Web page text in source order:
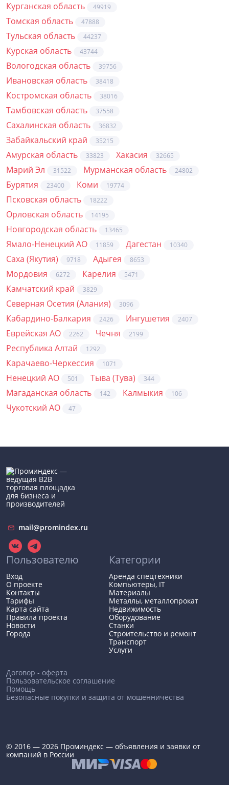
Курганская область 49919
Томская область 47888
Тульская область 44237
Курская область 43744
Вологодская область 39756
Ивановская область 38418
Костромская область 38016
Тамбовская область 37558
Сахалинская область 36832
Забайкальский край 35215
Амурская область 33823 Хакасия 32665
Марий Эл 31522 Мурманская область 24802
Бурятия 23400 Коми 19774
Псковская область 18222
Орловская область 14195
Новгородская область 13465
Ямало-Ненецкий АО 11859 Дагестан 10340
Саха (Якутия) 9718 Адыгея 8653
Мордовия 6272 Карелия 5471
Камчатский край 3829
Северная Осетия (Алания) 3096
Кабардино-Балкария 2426 Ингушетия 2407
Еврейская АО 2262 Чечня 2199
Республика Алтай 1292
Карачаево-Черкессия 1071
Ненецкий АО 501 Тыва (Тува) 344
Магаданская область 142 Калмыкия 106
Чукотский АО 47
mail@promindex.ru
Пользователю
Вход
О проекте
Контакты
Тарифы
Карта сайта
Правила проекта
Новости
Города
Категории
Аренда спецтехники
Компьютеры, IT
Материалы
Металлы, металлопрокат
Недвижимость
Оборудование
Станки
Строительство и ремонт
Транспорт
Услуги
Договор - оферта
Пользовательское соглашение
Помощь
Безопасные покупки и защита от мошенничества
© 2016 — 2026 Проминдекс — объявления и заявки от
компаний в России